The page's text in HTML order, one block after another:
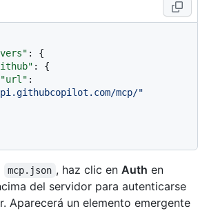
:
{
:
{
"url" :
mcp/"
mcp.json , haz clic en Auth en
del servidor para autenticarse
Aparecerá un elemento emergente